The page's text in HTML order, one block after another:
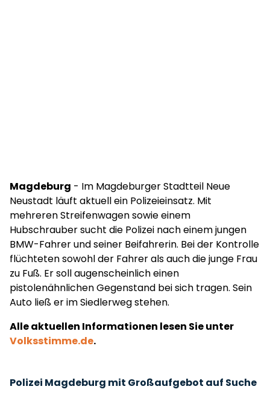
Magdeburg - Im Magdeburger Stadtteil Neue
Neustadt läuft aktuell ein Polizeieinsatz. Mit
mehreren Streifenwagen sowie einem
Hubschrauber sucht die Polizei nach einem jungen
BMW-Fahrer und seiner Beifahrerin. Bei der Kontrolle
flüchteten sowohl der Fahrer als auch die junge Frau
zu Fuß. Er soll augenscheinlich einen
pistolenähnlichen Gegenstand bei sich tragen. Sein
Auto ließ er im Siedlerweg stehen.
Alle aktuellen Informationen lesen Sie unter
Volksstimme.de.
Polizei Magdeburg mit Großaufgebot auf Suche